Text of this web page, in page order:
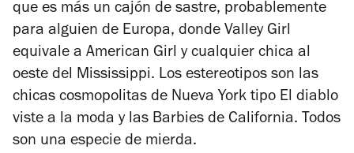
que es más un cajón de sastre, probablemente
para alguien de Europa, donde Valley Girl
equivale a American Girl y cualquier chica al
oeste del Mississippi. Los estereotipos son las
chicas cosmopolitas de Nueva York tipo El diablo
viste a la moda y las Barbies de California. Todos
son una especie de mierda.